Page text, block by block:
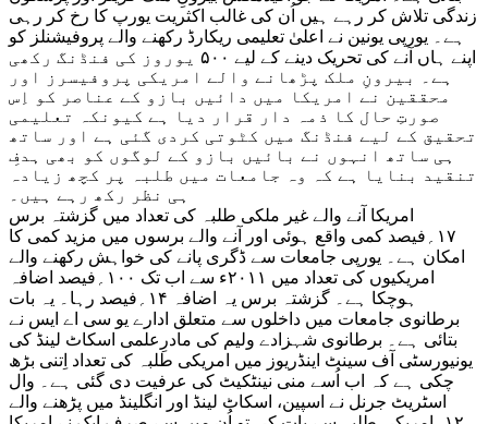
زندگی تلاش کر رہے ہیں اُن کی غالب اکثریت یورپ کا رخ کر رہی
ہے۔ یورپی یونین نے اعلیٰ تعلیمی ریکارڈ رکھنے والے پروفیشنلز کو
اپنے ہاں آنے کی تحریک دینے کے لیے ۵۰۰ یوروز کی فنڈنگ رکھی
ہے۔ بیرونِ ملک پڑھانے والے امریکی پروفیسرز اور
محققین نے امریکا میں دائیں بازو کے عناصر کو اِس
صورتِ حال کا ذمہ دار قرار دیا ہے کیونکہ تعلیمی
تحقیق کے لیے فنڈنگ میں کٹوتی کردی گئی ہے اور ساتھ
ہی ساتھ انہوں نے بائیں بازو کے لوگوں کو بھی ہدفِ
تنقید بنایا ہے کہ وہ جامعات میں طلبہ پر کچھ زیادہ
ہی نظر رکھ رہے ہیں۔
امریکا آنے والے غیر ملکی طلبہ کی تعداد میں گزشتہ برس
۱۷؍فیصد کمی واقع ہوئی اور آنے والے برسوں میں مزید کمی کا
امکان ہے۔ یورپی جامعات سے ڈگری پانے کی خواہش رکھنے والے
امریکیوں کی تعداد میں ۲۰۱۱ء سے اب تک ۱۰۰؍فیصد اضافہ
ہوچکا ہے۔ گزشتہ برس یہ اضافہ ۱۴؍فیصد رہا۔ یہ بات
برطانوی جامعات میں داخلوں سے متعلق ادارے یو سی اے ایس نے
بتائی ہے۔ برطانوی شہزادے ولیم کی مادرِعلمی اسکاٹ لینڈ کی
یونیورسٹی آف سینٹ اینڈریوز میں امریکی طلبہ کی تعداد اِتنی بڑھ
چکی ہے کہ اب اُسے منی نینٹکیٹ کی عرفیت دی گئی ہے۔ وال
اسٹریٹ جرنل نے اسپین، اسکاٹ لینڈ اور انگلینڈ میں پڑھنے والے